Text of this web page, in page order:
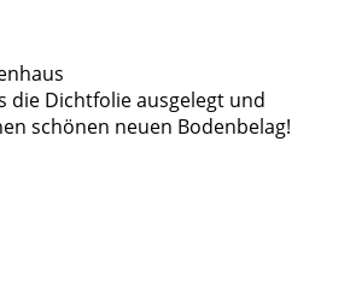
die Dichtfolie ausgelegt und
schönen neuen Bodenbelag!